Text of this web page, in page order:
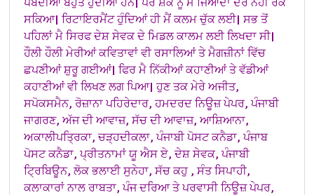
ਸਕਿਆ| ਰਿਟਾਇਰਮੈਂਟ ਹੁੰਦਿਆਂ ਹੀ ਮੈਂ ਕਲਮ ਚੁੱਕ ਲਈ| ਸਭ ਤੋਂ
ਪਹਿਲਾਂ ਮੈ ਸਿਰਫ ਦੇਸ਼ ਸੇਵਕ ਦੇ ਮਿਡਲ ਕਾਲਮ ਲਈ ਲਿਖਦਾ ਸੀ|
ਹੌਲੀ ਹੌਲੀ ਮੇਰੀਆਂ ਕਵਿਤਾਵਾਂ ਵੀ ਰਸਾਲਿਆਂ ਤੇ ਮੈਗਜ਼ੀਨਾਂ ਵਿੱਚ
ਛਪਣੀਆਂ ਸ਼ੁਰੂ ਗਈਆਂ| ਫਿਰ ਮੈ ਨਿੱਕੀਆਂ ਕਹਾਣੀਆਂ ਤੇ ਵੱਡੀਆਂ
ਕਹਾਣੀਆਂ ਵੀ ਲਿਖਣ ਲਗ ਪਿਆ| ਹੁਣ ਤਕ ਮੇਰੇ ਅਜੀਤ,
ਸਪੋਕਸਮੈਨ, ਰੋਜ਼ਾਨਾ ਪਹਿਰੇਦਾਰ, ਹਮਦਰਦ ਨਿਊਜ਼ ਪੇਪਰ, ਪੰਜਾਬੀ
ਜਾਗਰਣ, ਅੱਜ ਦੀ ਆਵਾਜ਼, ਸੱਚ ਦੀ ਆਵਾਜ਼, ਆਸ਼ਿਆਨਾ,
ਅਕਾਲੀਪਤ੍ਰਿਕਾ, ਚੜ੍ਹਦੀਕਲਾ, ਪੰਜਾਬੀ ਪੋਸਟ ਕਨੈਡਾ, ਪੰਜਾਬ
ਪੋਸਟ ਕਨੈਡਾ, ਪ੍ਰੀਤਨਾਮਾਂ ਯੂ ਐਸ ਏ, ਦੇਸ਼ ਸੇਵਕ, ਪੰਜਾਬੀ
ਟ੍ਰਿਬਿਊਨ, ਲੋਕ ਭਲਾਈ ਸੁਨੇਹਾ, ਸੱਚ ਕਹੁ , ਸੰਤ ਸਿਪਾਹੀ,
ਕਲਾਕਾਰਾਂ ਨਾਲ ਰਾਬਤਾ, ਪੰਜ ਦਰਿਆ ਤੇ ਪਰਵਾਸੀ ਨਿਊਜ਼ ਪੇਪਰ,